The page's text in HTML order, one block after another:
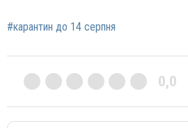
#карантин до 14 серпня
0,0